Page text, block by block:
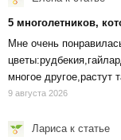
5 многолетников,
Мне очень
многое другое,растут
9 августа 2026
Лариса к статье